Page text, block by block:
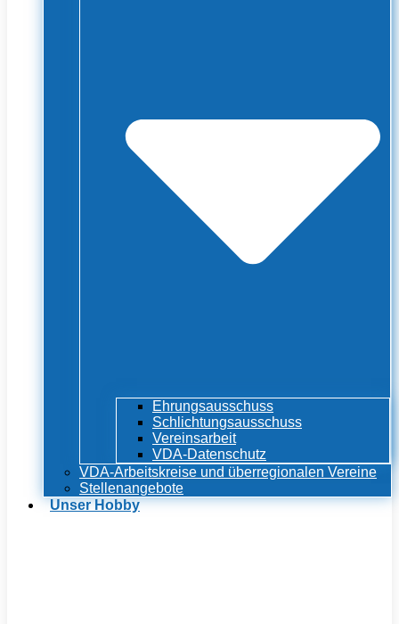
Ehrungsausschuss
Schlichtungsausschuss
Vereinsarbeit
VDA-Datenschutz
VDA-Arbeitskreise und überregionalen Vereine
Stellenangebote
Unser Hobby